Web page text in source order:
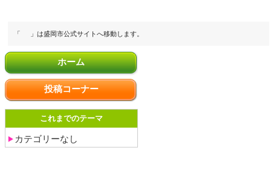
ホーム
投稿コーナー
これまでのテーマ
カテゴリーなし
「 」は盛岡市公式サイトへ移動します。